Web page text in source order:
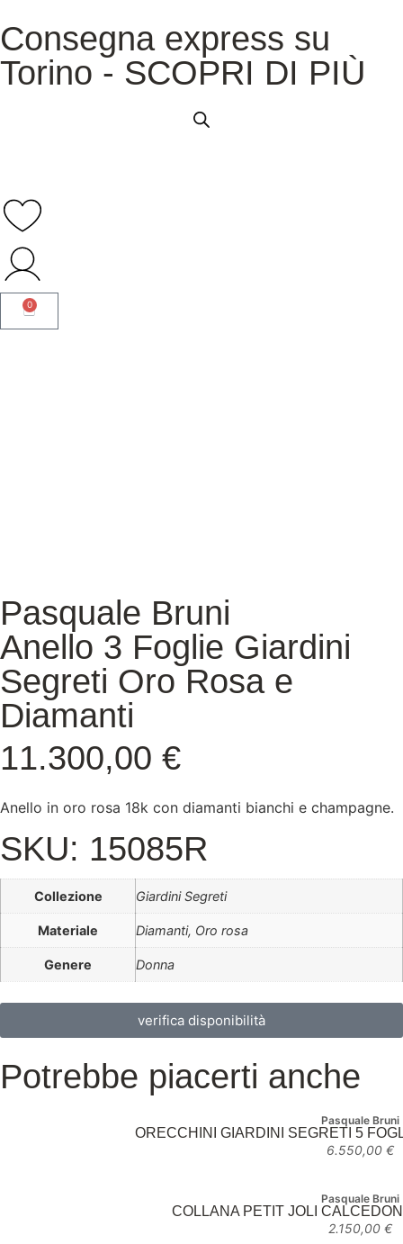
Consegna express su
Torino - SCOPRI DI PIÙ
0
Pasquale Bruni
Anello 3 Foglie Giardini
Segreti Oro Rosa e
Diamanti
11.300,00 €
Anello in oro rosa 18k con diamanti bianchi e champagne.
SKU: 15085R
Collezione Giardini Segreti
Materiale Diamanti, Oro rosa
Genere Donna
verifica disponibilità
Potrebbe piacerti anche
Pasquale Bruni
ORECCHINI GIARDINI SEGRETI 5
6.550,00 €
Pasquale Bruni
COLLANA PETIT JOLI
2.150,00 €